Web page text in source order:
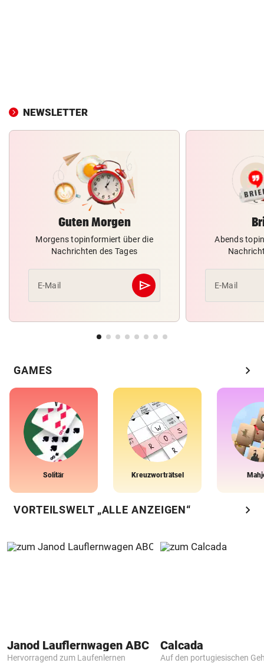
NEWSLETTER
Guten Morgen
Morgens topinformiert über die
Nachrichten des Tages
E-Mail send
Abschicken
Abends
E-Mail
GAMES chevron_right
Solitär Kreuzworträtsel
VORTEILSWELT „ALLE ANZEIGEN“ chevron_right
Janod Lauflernwagen ABC
Hervorragend zum Laufenlernen
Calcada
Auf den portugiesischen